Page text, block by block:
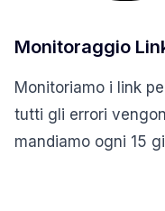
Monitoraggio
Monitoriamo i link
tutti gli errori
mandiamo ogni 15